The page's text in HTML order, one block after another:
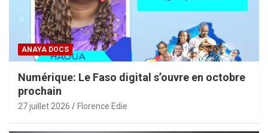
ANAYA DOCS
Numérique: Le Faso digital s’ouvre en octobre
prochain
27 juillet 2026 Florence Edie